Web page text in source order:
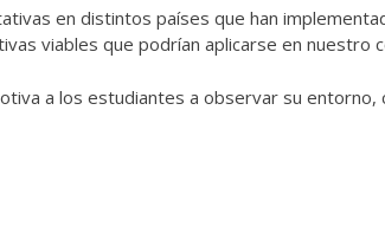
en distintos países que han
viables que podrían aplicarse en nuestro
a los estudiantes a observar su